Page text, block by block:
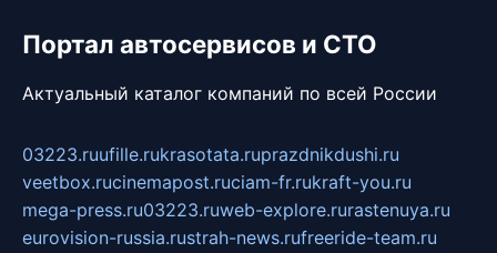
Портал автосервисов и СТО
Актуальный каталог компаний по всей России
03223.ruufille.rukrasotata.ruprazdnikdushi.ru
veetbox.rucinemapost.ruciam-fr.rukraft-you.ru
mega-press.ru03223.ruweb-explore.rurastenuya.ru
eurovision-russia.rustrah-news.rufreeride-team.ru